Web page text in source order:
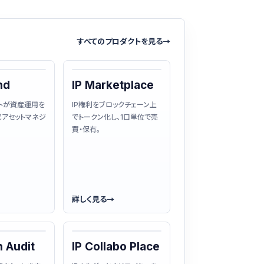
すべてのプロダクトを見る→
が資産運用を
セットマネジ
IP Marketplace
IP権利をブロックチェーン上
でトークン化し、1口単位で売
買・保有。
詳しく見る→
Audit IP Collabo Place